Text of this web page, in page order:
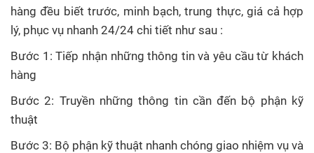
hàng đều biết trước, minh bạch, trung thực, giá cả hợp
lý, phục vụ nhanh 24/24 chi tiết như sau :
Bước 1: Tiếp nhận những thông tin và yêu cầu từ khách
hàng
Bước 2: Truyền những thông tin cần đến bộ phận kỹ
thuật
Bước 3: Bộ phận kỹ thuật nhanh chóng giao nhiệm vụ và